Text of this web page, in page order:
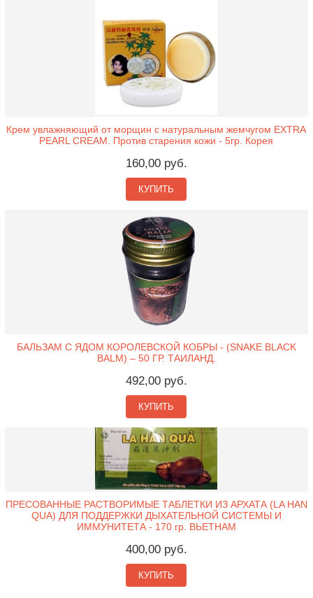
Крем увлажняющий от морщин с натуральным жемчугом EXTRA
PEARL CREAM. Против старения кожи - 5гр. Корея
160,00 руб.
КУПИТЬ
БАЛЬЗАМ С ЯДОМ КОРОЛЕВСКОЙ КОБРЫ - (SNAKE BLACK
BALM) – 50 ГР. ТАИЛАНД.
492,00 руб.
КУПИТЬ
ПРЕСОВАННЫЕ РАСТВОРИМЫЕ ТАБЛЕТКИ ИЗ АРХАТА (LA HAN
QUA) ДЛЯ ПОДДЕРЖКИ ДЫХАТЕЛЬНОЙ СИСТЕМЫ И
ИММУНИТЕТА - 170 гр. ВЬЕТНАМ
400,00 руб.
КУПИТЬ